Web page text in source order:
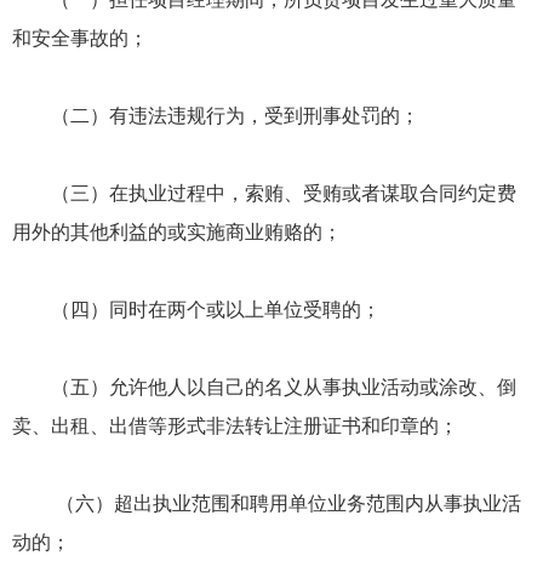
和安全事故的；
（二）有违法违规行为，受到刑事处罚的；
（三）在执业过程中，索贿、受贿或者谋取合同约定费
用外的其他利益的或实施商业贿赂的；
（四）同时在两个或以上单位受聘的；
（五）允许他人以自己的名义从事执业活动或涂改、倒
卖、出租、出借等形式非法转让注册证书和印章的；
（六）超出执业范围和聘用单位业务范围内从事执业活
动的；